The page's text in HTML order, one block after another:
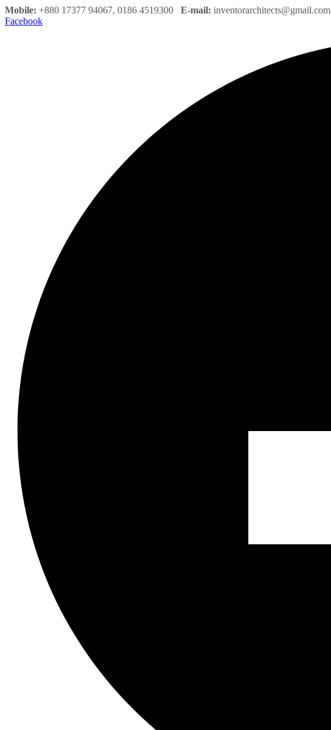
Mobile: +880 17377 94067, 0186 4519300 E-mail: inventorarchitects@gmail.com
Facebook